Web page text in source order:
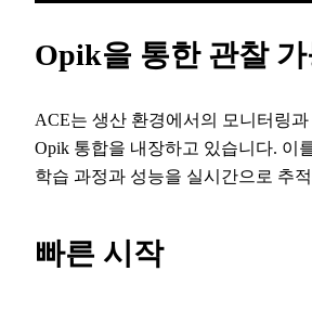
Opik을 통한 관찰 가
ACE는 생산 환경에서의 모니터링
Opik 통합을 내장하고 있습니다. 이
학습 과정과 성능을 실시간으로 추
빠른 시작